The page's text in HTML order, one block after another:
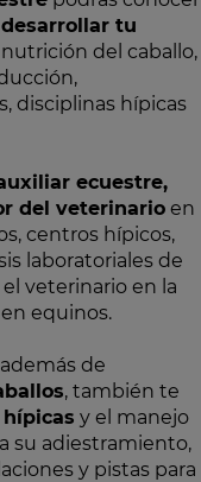
desarrollar tu
del caballo,
disciplinas hípicas
ecuestre,
del veterinario en
centros hípicos,
laboratoriales de
veterinario en la
equinos.
además de
, también te
y el manejo
su adiestramiento,
y pistas para